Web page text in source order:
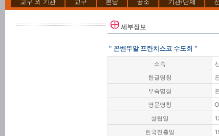
세부정보
" 꼰벤뚜알 프란치스코 수도회 "
소속
한글명칭
부속명칭
영문명칭
설립일
한국진출일